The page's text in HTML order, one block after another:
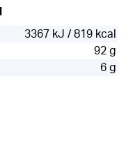
3367 kJ / 819 kcal
92 g
6 g